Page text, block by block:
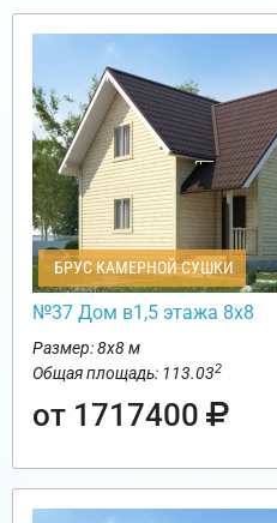
БРУС КАМЕРНОЙ СУШКИ
№37 Дом в1,5 этажа 8х8
Размер: 8х8 м
Общая площадь: 113.032
от 1717400